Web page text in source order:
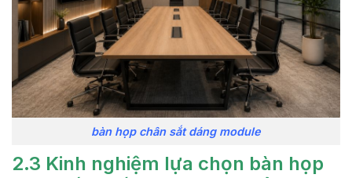
bàn họp chân sắt dáng module
2.3 Kinh nghiệm lựa chọn bàn họp